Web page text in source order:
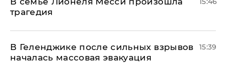
трагедия
В Геленджике после сильных взрывов
началась массовая эвакуация
15:39